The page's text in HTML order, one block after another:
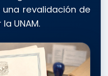
revalidación de
UNAM.